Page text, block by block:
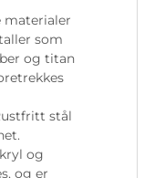
materialer
som
og titan
stål
og
og er